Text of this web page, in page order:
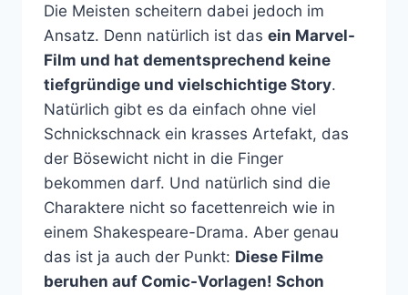
Die Meisten scheitern dabei jedoch im
Ansatz. Denn natürlich ist das ein Marvel-
Film und hat dementsprechend keine
tiefgründige und vielschichtige Story.
Natürlich gibt es da einfach ohne viel
Schnickschnack ein krasses Artefakt, das
der Bösewicht nicht in die Finger
bekommen darf. Und natürlich sind die
Charaktere nicht so facettenreich wie in
einem Shakespeare-Drama. Aber genau
das ist ja auch der Punkt: Diese Filme
beruhen auf Comic-Vorlagen! Schon